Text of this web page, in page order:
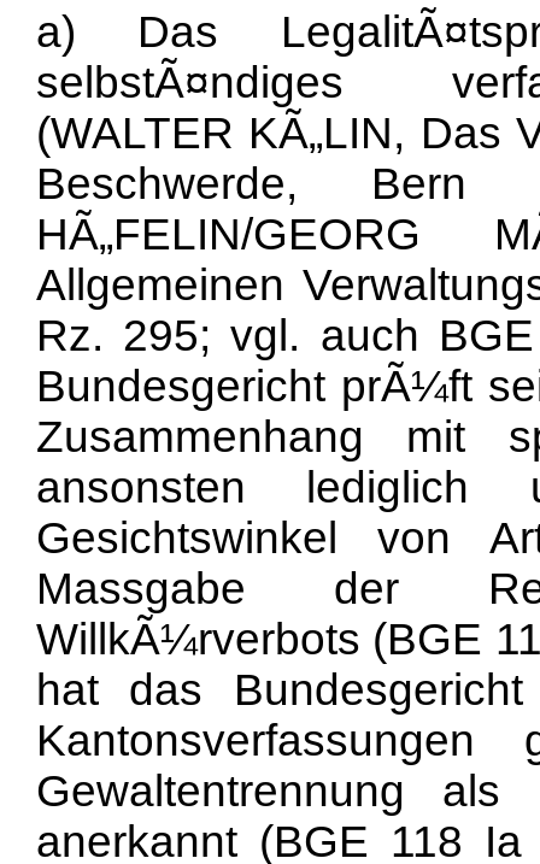
a) Das
selbstÃ¤ndiges
(WALTER KÃ„LIN, Das
Beschwerde,
HÃ„FELIN/GEORG
Allgemeinen
Rz. 295; vgl. auch
Bundesgericht prÃ¼ft
Zusammenhang mit
ansonsten lediglich
Gesichtswinkel von
Massgabe der
WillkÃ¼rverbots (BGE
hat das
Gewaltentrennung
anerkannt (BGE 118